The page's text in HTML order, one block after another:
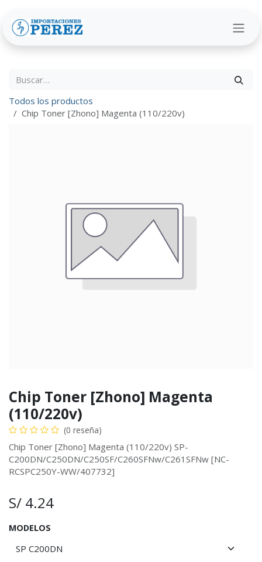
Todos los productos
Chip Toner [Zhono] Magenta (110/220v)
Chip Toner [Zhono] Magenta
(110/220v)
(0 reseña)
Chip Toner [Zhono] Magenta (110/220v) SP-
C200DN/C250DN/C250SF/C260SFNw/C261SFNw [NC-
RCSPC250Y-WW/407732]
S/ 4.24
MODELOS